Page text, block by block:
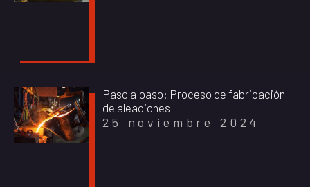
Paso a paso: Proceso de fabricación
de aleaciones
25 noviembre 2024